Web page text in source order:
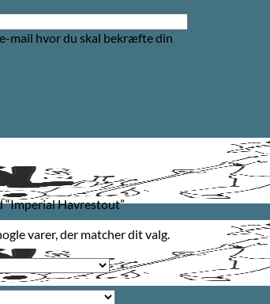
mail hvor du skal bekræfte din
“Imperial Havrestout”
varer, der matcher dit valg.